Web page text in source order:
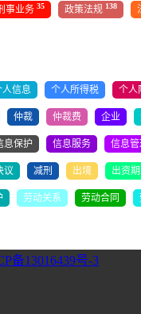
事业务 35 政策法规 138
人信息 个人所得税 个人
仲裁 仲裁费 企业
息保护 信息服务 信息
议 减刑 出境 出资
劳动关系 劳动合同
备13016439号-3